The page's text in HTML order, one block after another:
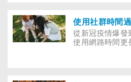
從新冠疫情爆發
使用網路時間更
長，可能增加